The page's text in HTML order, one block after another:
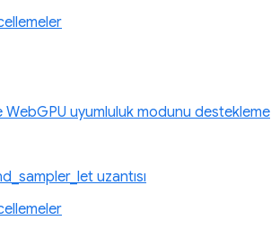
WebGPU uyumluluk modunu destekleme
uzantısı